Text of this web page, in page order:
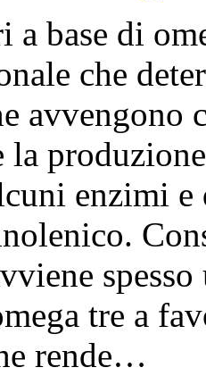
a base di
che
avvengono
la
enzimi
tre a
rende…